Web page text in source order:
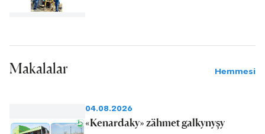
Makalalar Hemmesi
04.08.2026
«Kenardaky» zähmet galkynyşy